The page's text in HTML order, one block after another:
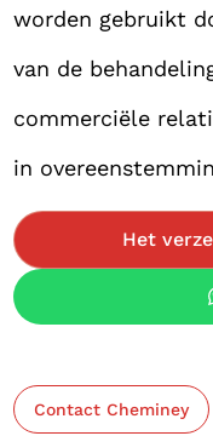
Contact Cheminey
worden gebruikt
van de
commerciële
in
Het